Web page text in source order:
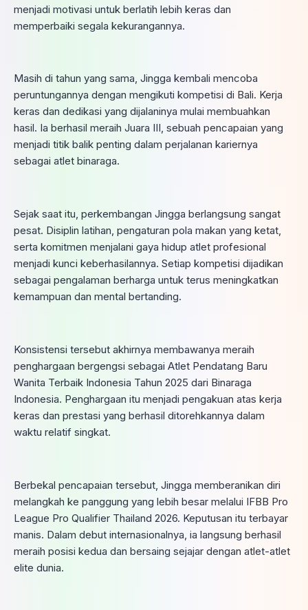
menjadi motivasi untuk berlatih lebih keras dan
memperbaiki segala kekurangannya.
Masih di tahun yang sama, Jingga kembali mencoba
peruntungannya dengan mengikuti kompetisi di Bali. Kerja
keras dan dedikasi yang dijalaninya mulai membuahkan
hasil. Ia berhasil meraih Juara III, sebuah pencapaian yang
menjadi titik balik penting dalam perjalanan kariernya
sebagai atlet binaraga.
Sejak saat itu, perkembangan Jingga berlangsung sangat
pesat. Disiplin latihan, pengaturan pola makan yang ketat,
serta komitmen menjalani gaya hidup atlet profesional
menjadi kunci keberhasilannya. Setiap kompetisi dijadikan
sebagai pengalaman berharga untuk terus meningkatkan
kemampuan dan mental bertanding.
Konsistensi tersebut akhirnya membawanya meraih
penghargaan bergengsi sebagai Atlet Pendatang Baru
Wanita Terbaik Indonesia Tahun 2025 dari Binaraga
Indonesia. Penghargaan itu menjadi pengakuan atas kerja
keras dan prestasi yang berhasil ditorehkannya dalam
waktu relatif singkat.
Berbekal pencapaian tersebut, Jingga memberanikan diri
melangkah ke panggung yang lebih besar melalui IFBB Pro
League Pro Qualifier Thailand 2026. Keputusan itu terbayar
manis. Dalam debut internasionalnya, ia langsung berhasil
meraih posisi kedua dan bersaing sejajar dengan atlet-atlet
elite dunia.